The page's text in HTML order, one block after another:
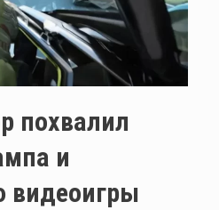
похвалил
и
видеоигры